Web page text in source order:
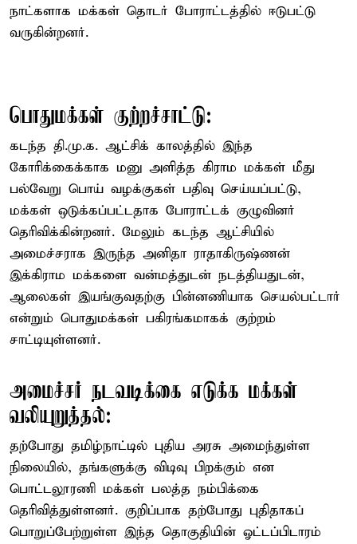
நாட்களாக மக்கள் தொடர் போராட்டத்தில் ஈடுபட்டு
வருகின்றனர்.
பொதுமக்கள் குற்றச்சாட்டு:
கடந்த தி.மு.க. ஆட்சிக் காலத்தில் இந்த
கோரிக்கைக்காக மனு அளித்த கிராம மக்கள் மீது
பல்வேறு பொய் வழக்குகள் பதிவு செய்யப்பட்டு,
மக்கள் ஒடுக்கப்பட்டதாக போராட்டக் குழுவினர்
தெரிவிக்கின்றனர். மேலும் கடந்த ஆட்சியில்
அமைச்சராக இருந்த அனிதா ராதாகிருஷ்ணன்
இக்கிராம மக்களை வன்மத்துடன் நடத்தியதுடன்,
ஆலைகள் இயங்குவதற்கு பின்னணியாக செயல்பட்டார்
என்றும் பொதுமக்கள் பகிரங்கமாகக் குற்றம்
சாட்டியுள்ளனர்.
அமைச்சர் நடவடிக்கை எடுக்க மக்கள்
வலியுறுத்தல்:
தற்போது தமிழ்நாட்டில் புதிய அரசு அமைந்துள்ள
நிலையில், தங்களுக்கு விடிவு பிறக்கும் என
பொட்டலூரணி மக்கள் பலத்த நம்பிக்கை
தெரிவித்துள்ளனர். குறிப்பாக தற்போது புதிதாகப்
பொறுப்பேற்றுள்ள இந்த தொகுதியின் ஓட்டப்பிடாரம்